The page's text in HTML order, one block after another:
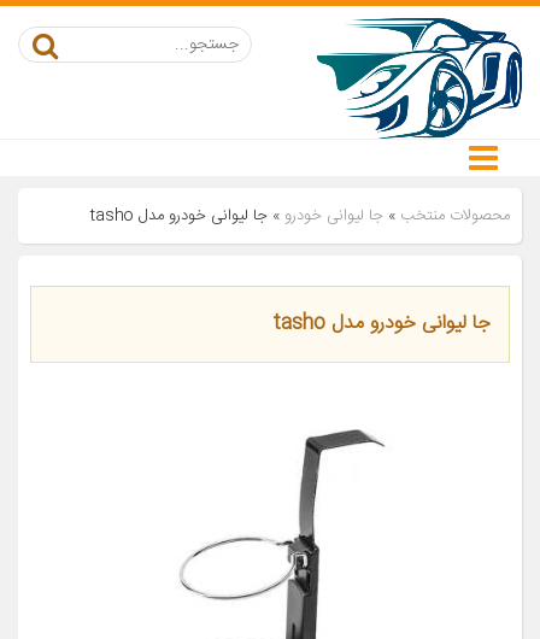
محصولات منتخب » جا لیوانی خودرو » جا لیوانی خودرو مدل tasho
جا لیوانی خودرو مدل tasho